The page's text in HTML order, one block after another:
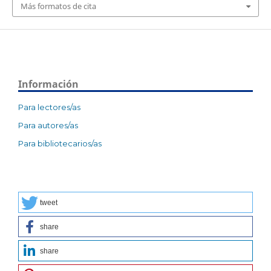
Más formatos de cita
Información
Para lectores/as
Para autores/as
Para bibliotecarios/as
tweet
share
share